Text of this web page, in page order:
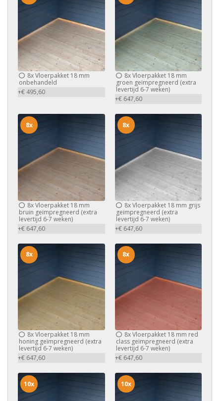
8xVloerpakket 18 mm
onbehandeld
+€ 495,60
8xVloerpakket 18 mm
groen geïmpregneerd (extra
levertijd 6-7 weken)
+€ 647,60
8xVloerpakket 18 mm
bruin geïmpregneerd (extra
levertijd 6-7 weken)
+€ 647,60
8x
8xVloerpakket 18 mm grijs
geïmpregneerd (extra
levertijd 6-7 weken)
+€ 647,60
8x
8xVloerpakket 18 mm
honing geïmpregneerd (extra
levertijd 6-7 weken)
+€ 647,60
8x
8xVloerpakket 18 mm red
class geïmpregneerd (extra
levertijd 6-7 weken)
+€ 647,60
8x
10x 10x